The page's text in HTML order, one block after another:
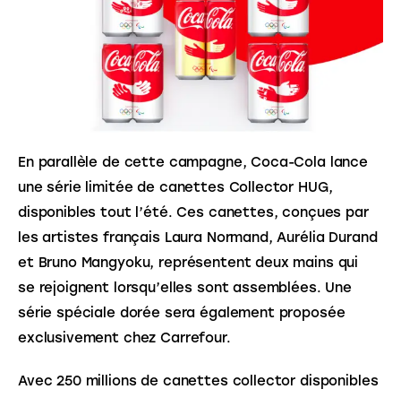
En parallèle de cette campagne, Coca-Cola lance
une série limitée de canettes Collector HUG,
disponibles tout l’été. Ces canettes, conçues par
les artistes français Laura Normand, Aurélia Durand
et Bruno Mangyoku, représentent deux mains qui
se rejoignent lorsqu’elles sont assemblées. Une
série spéciale dorée sera également proposée
exclusivement chez Carrefour.
Avec 250 millions de canettes collector disponibles